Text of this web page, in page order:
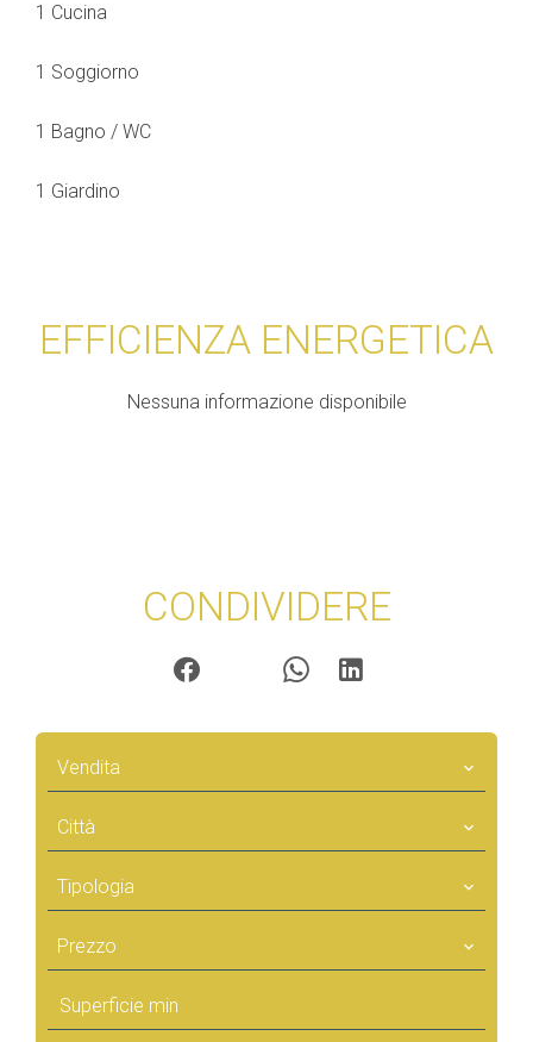
1 Cucina
1 Soggiorno
1 Bagno / WC
1 Giardino
EFFICIENZA ENERGETICA
Nessuna informazione disponibile
CONDIVIDERE
Vendita
Città
Tipologia
Prezzo